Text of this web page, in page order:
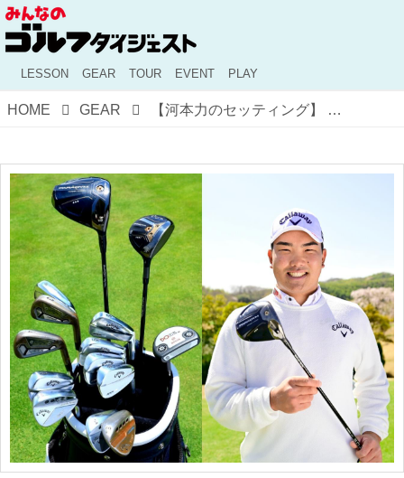
LESSON GEAR TOUR EVENT PLAY
HOME GEAR 【河本力のセッティング】 ロースピンではなくスピンが入るからやさしいんです。パラダイム♦♦♦ドライバー、平均飛距離は321ヤード!